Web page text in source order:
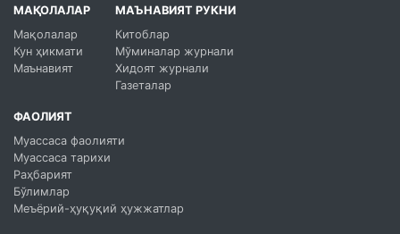
МАҚОЛАЛАР
Мақолалар
Кун ҳикмати
Маънавият
МАЪНАВИЯТ РУКНИ
Китоблар
Мўминалар журнали
Хидоят журнали
Газеталар
ФАОЛИЯТ
Муассаса фаолияти
Муассаса тарихи
Раҳбарият
Бўлимлар
Меъёрий-ҳуқуқий ҳужжатлар